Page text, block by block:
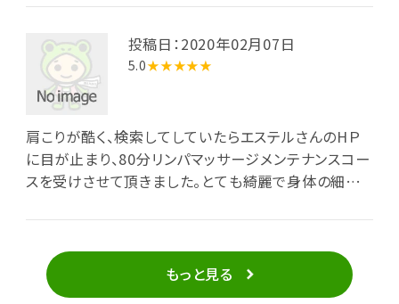
宜しくお願いします。
投稿日：2020年02月07日
5.0★★★★★
肩こりが酷く、検索してしていたらエステルさんのHＰ
に目が止まり、80分リンパマッサージメンテナンスコー
スを受けさせて頂きました。とても綺麗で身体の細い
肩がスッキリ‼︎施術中、お手入れや食事等のアドバイス
をして下さり、あっと言う間の80分でした。お部屋もと
ても落ち着く空間で癒されました。ありがとうございま
した。次の予約日が楽しみです♪
もっと見る